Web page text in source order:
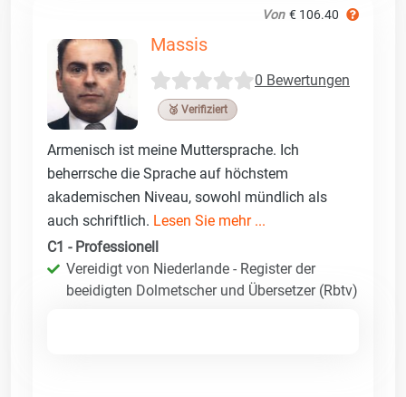
Von € 106.40
Massis
0 Bewertungen
🥉 Verifiziert
Armenisch ist meine Muttersprache. Ich
beherrsche die Sprache auf höchstem
akademischen Niveau, sowohl mündlich als
auch schriftlich. Lesen Sie mehr ...
C1 - Professionell
Vereidigt von Niederlande - Register der
beeidigten Dolmetscher und Übersetzer (Rbtv)